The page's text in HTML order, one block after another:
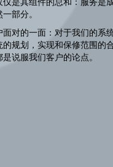
部分。
面对的一面：对于我们的系
的规划，实现和保修范围的
说服我们客户的论点。